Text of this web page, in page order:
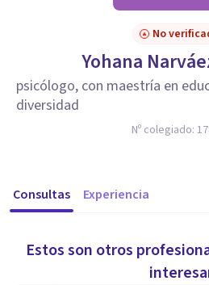
No
Yohana
psicólogo, con maestría en
diversidad
Nº colegiado:
Consultas Experiencia
Estos son otros